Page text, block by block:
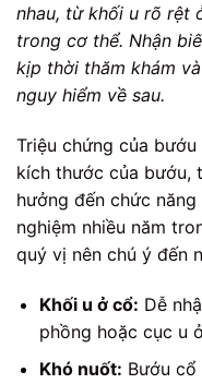
nhau, từ khối u rõ rệt
trong cơ thể. Nhận
kịp thời thăm khám
nguy hiểm về sau.
Triệu chứng của
kích thước của bướu,
hưởng đến chức
nghiệm nhiều năm
quý vị nên chú ý đến
Khối u ở cổ: Dễ
phồng hoặc cục u
Khó nuốt: Bướu